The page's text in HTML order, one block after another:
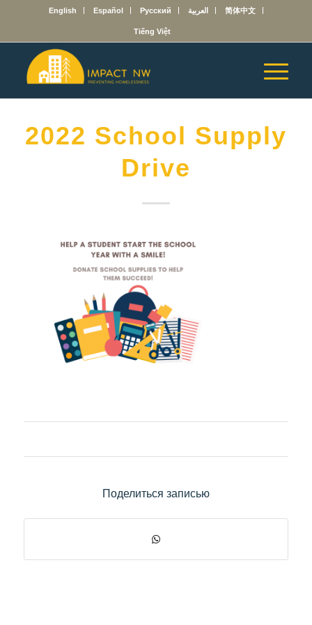
English Español Русский العربية 简体中文
Tiếng Việt
2022 School Supply
Drive
Поделиться записью